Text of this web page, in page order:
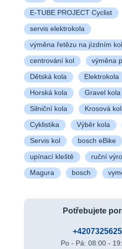
E-TUBE PROJECT Cyclist
servis elektrokola
výměna řetězu na jízdním
centrování kol výměna
Dětská kola Elektrokola
Horská kola Gravel kola
Silniční kola Krosová
Cyklistika Výběr kola
Servis kol bosch eBike
upínací kleště ruční
Magura bosch
Potřebujete
Po - Pá: 08:00 -